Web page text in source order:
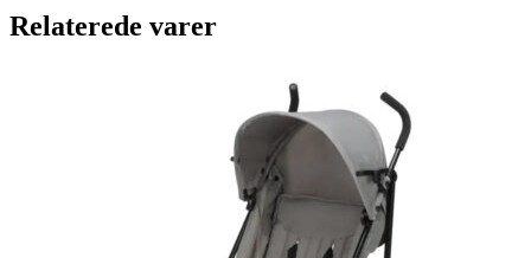
Relaterede varer